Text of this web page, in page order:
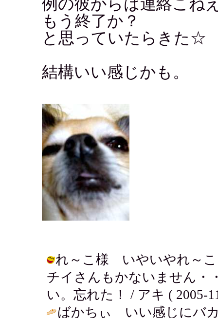
例の彼からは連絡こね
もう終了か？
と思っていたらきた☆
結構いい感じかも。
れ～こ様 いやいやれ～
チイさんもかないません・
い。忘れた！ / アキ ( 2005-
ばかちぃ いい感じにバ